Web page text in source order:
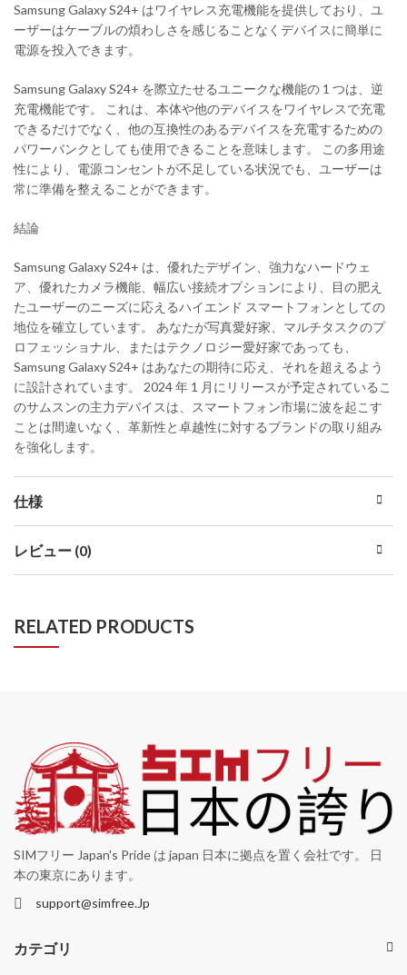
Samsung Galaxy S24+ はワイヤレス充電機能を提供しており、ユ
ーザーはケーブルの煩わしさを感じることなくデバイスに簡単に
電源を投入できます。
Samsung Galaxy S24+ を際立たせるユニークな機能の 1 つは、逆
充電機能です。 これは、本体や他のデバイスをワイヤレスで充電
できるだけでなく、他の互換性のあるデバイスを充電するための
パワーバンクとしても使用できることを意味します。 この多用途
性により、電源コンセントが不足している状況でも、ユーザーは
常に準備を整えることができます。
結論
Samsung Galaxy S24+ は、優れたデザイン、強力なハードウェ
ア、優れたカメラ機能、幅広い接続オプションにより、目の肥え
たユーザーのニーズに応えるハイエンド スマートフォンとしての
地位を確立しています。 あなたが写真愛好家、マルチタスクのプ
ロフェッショナル、またはテクノロジー愛好家であっても、
Samsung Galaxy S24+ はあなたの期待に応え、それを超えるよう
に設計されています。 2024 年 1 月にリリースが予定されているこ
のサムスンの主力デバイスは、スマートフォン市場に波を起こす
ことは間違いなく、革新性と卓越性に対するブランドの取り組み
を強化します。
仕様
レビュー (0)
RELATED PRODUCTS
SIMフリー Japan's Pride は japan 日本に拠点を置く会社です。 日
本の東京にあります。
support@simfree.Jp
カテゴリ